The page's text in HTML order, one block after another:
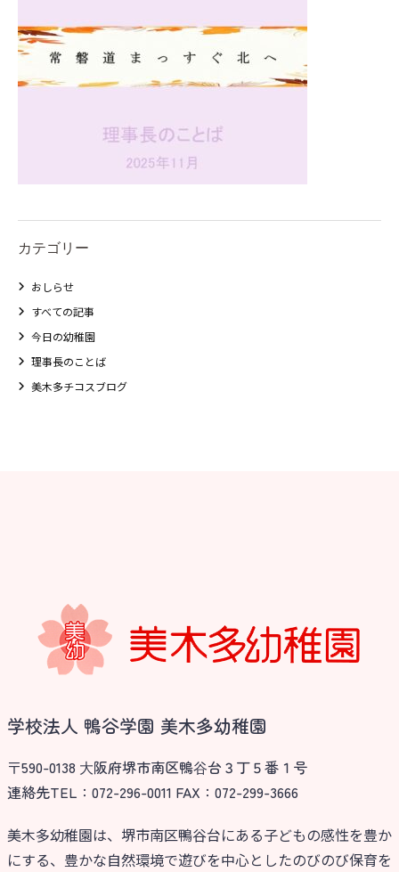
カテゴリー
おしらせ
すべての記事
今日の幼稚園
理事長のことば
美木多チコスブログ
学校法人 鴨谷学園 美木多幼稚園
〒590-0138 ⼤阪府堺市南区鴨⾕台３丁５番１号
連絡先TEL：072-296-0011 FAX：072-299-3666
美木多幼稚園は、堺市南区鴨谷台にある子どもの感性を豊か
にする、豊かな自然環境で遊びを中心としたのびのび保育を